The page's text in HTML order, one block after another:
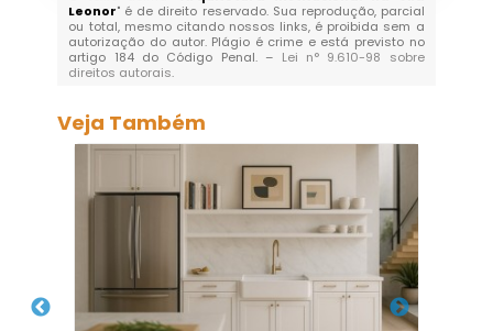
Leonor" é de direito reservado. Sua reprodução, parcial
ou total, mesmo citando nossos links, é proibida sem a
autorização do autor. Plágio é crime e está previsto no
artigo 184 do Código Penal. – Lei n° 9.610-98 sobre
direitos autorais.
Veja Também